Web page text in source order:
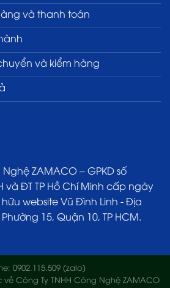
và thanh toán
và kiểm hàng
ZAMACO – GPKD số
và ĐT TP Hồ Chí Minh cấp ngày
website Vũ Đình Linh - Địa
15, Quận 10, TP HCM.
0902.115.509 (zalo)
Công Ty TNHH Công Nghệ ZAMACO